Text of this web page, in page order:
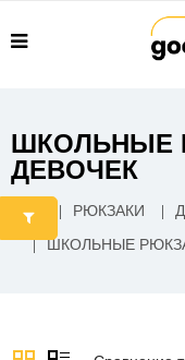
ШКОЛЬНЫЕ
ДЕВОЧЕК
РЮКЗАКИ
ШКОЛЬНЫЕ